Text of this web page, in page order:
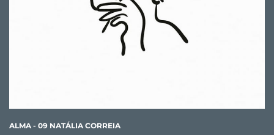
ALMA - 09 NATÁLIA CORREIA